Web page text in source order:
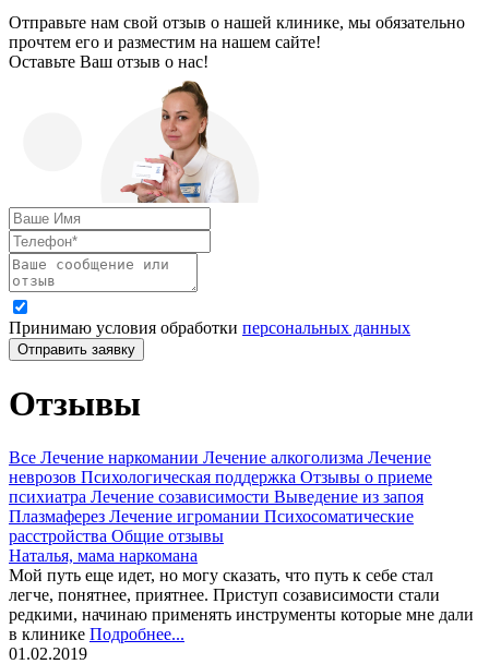
Отправьте нам свой отзыв о нашей клинике, мы обязательно
прочтем его и разместим на нашем сайте!
Оставьте Ваш отзыв о нас!
Принимаю условия обработки персональных данных
Отправить заявку
Отзывы
Все Лечение наркомании Лечение алкоголизма Лечение
неврозов Психологическая поддержка Отзывы о приеме
психиатра Лечение созависимости Выведение из запоя
Плазмаферез Лечение игромании Психосоматические
расстройства Общие отзывы
Наталья, мама наркомана
Мой путь еще идет, но могу сказать, что путь к себе стал
легче, понятнее, приятнее. Приступ созависимости стали
редкими, начинаю применять инструменты которые мне дали
в клинике Подробнее...
01.02.2019